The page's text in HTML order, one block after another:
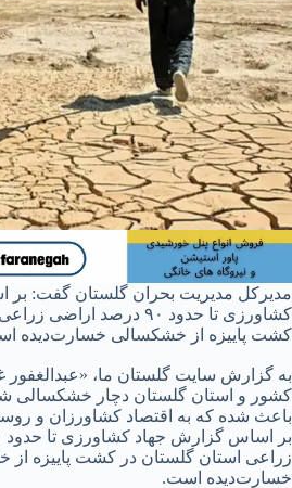
مدیرکل مدیریت بحران گلستان گفت:
کشاورزی تا حدود ۹۰ درصد
کشت پاییزه از خشکسالی خسارت‌دیده
به گزارش سایت گلستان ما،
کشور و استان گلستان دچار خشکسالی
باعث شده که به اقتصاد کشاورزان و
زراعی استان گلستان در کشت پاییزه
خسارت‌دیده است.